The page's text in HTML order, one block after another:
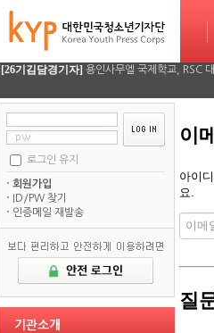
타임라인
[26기정재훈기자] AI가 짜주는 맞춤형 방학 시
[26기김담경기자]
[26기이율관기자]
[26기김담경기자] 2026 서울평화 모의유엔대
[26기김담경기자]
[26기정재훈기자]
용인사무엘 국제학교, RSC
[26기이율관기자] 수업 시간 덮친 화재, 동탄 학
[26기김담경기자] 2026 서울평화 모의유엔대회
로그인 유지
회원가입
ID/PW 찾기
인증메일 재발송
기관소개
이
아이
요.
질